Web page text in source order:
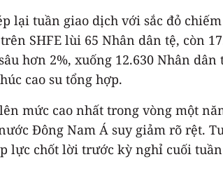
lại tuần giao dịch với sắc đỏ
SHFE lùi 65 Nhân dân tệ, còn
hơn 2%, xuống 12.630 Nhân
cao su tổng hợp.
mức cao nhất trong vòng một
Đông Nam Á suy giảm rõ rệt.
lực chốt lời trước kỳ nghỉ cuối